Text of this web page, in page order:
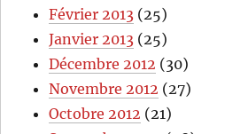
Février 2013 (25)
Janvier 2013 (25)
Décembre 2012 (30)
Novembre 2012 (27)
Octobre 2012 (21)